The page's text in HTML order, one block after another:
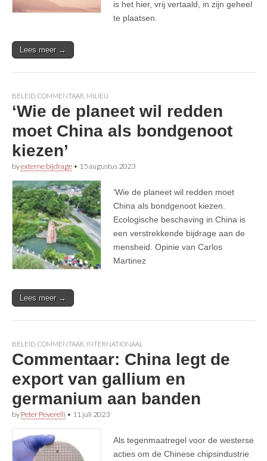
is het hier, vrij vertaald, in zijn geheel
te plaatsen.
Lees meer →
BELEID COMMENTAAR MILIEU
‘Wie de planeet wil redden
moet China als bondgenoot
kiezen’
byexterne bijdrage • 15 augustus 2023
‘Wie de planeet wil redden moet
China als bondgenoot kiezen.
Ecologische beschaving in China is
een verstrekkende bijdrage aan de
mensheid. Opinie van Carlos
Martinez
Lees meer →
BELEID COMMENTAAR INTERNATIONAAL
Commentaar: China legt de
export van gallium en
germanium aan banden
by Peter Peverelli • 11 juli 2023
Als tegenmaatregel voor de westerse
acties om de Chinese chipsindustrie